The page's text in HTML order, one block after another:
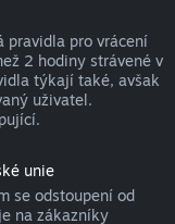
pravidla pro vrácení
2 hodiny strávené v
týkají také, avšak
uživatel.
unie
se odstoupení od
na zákazníky